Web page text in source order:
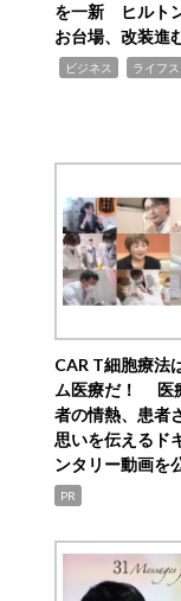
を一新 ヒルト
お台場、改装進
ビジネス ライフ
CAR T細胞療法
ム医療だ！ 医
者の情熱、患者
思いを伝えるド
ンタリー動画を
PR